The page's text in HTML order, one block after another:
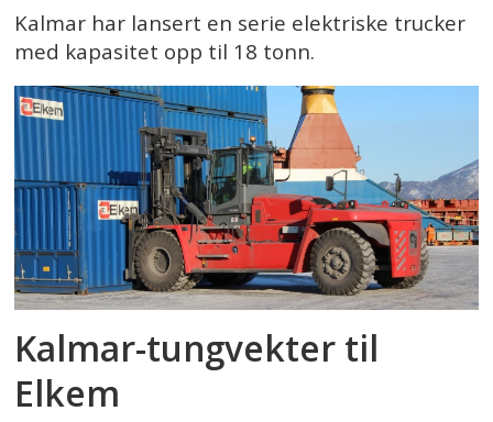
Kalmar har lansert en serie elektriske trucker
med kapasitet opp til 18 tonn.
Kalmar-tungvekter til
Elkem